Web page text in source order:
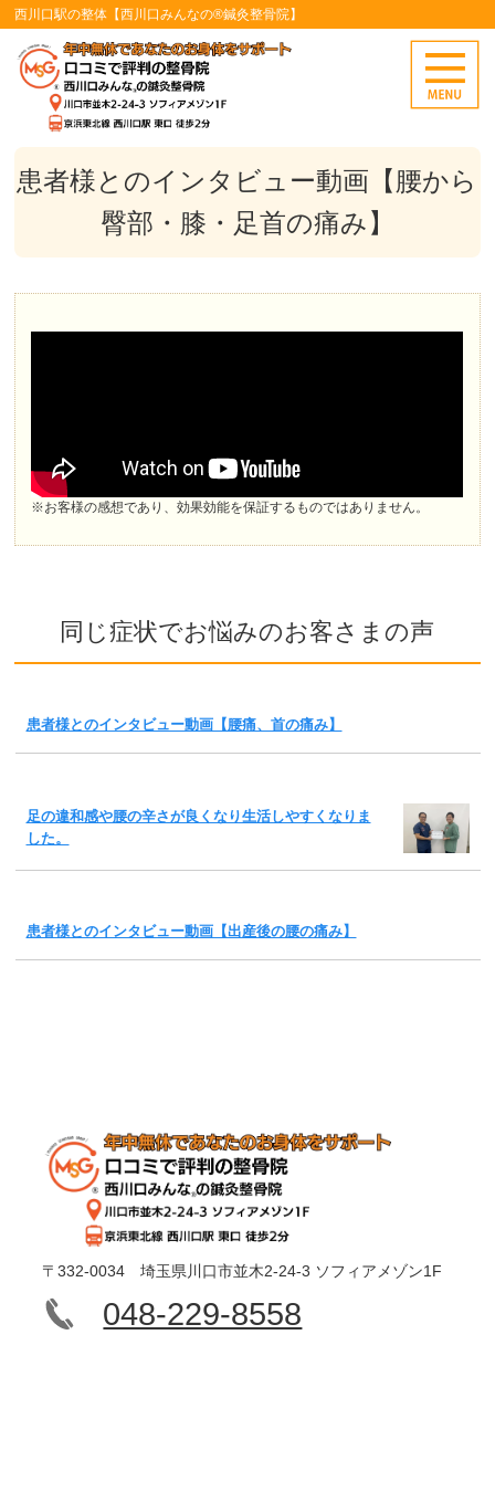
西川口駅の整体【西川口みんなの®鍼灸整骨院】
患者様とのインタビュー動画【腰から
臀部・膝・足首の痛み】
※お客様の感想であり、効果効能を保証するものではありません。
同じ症状でお悩みのお客さまの声
患者様とのインタビュー動画【腰痛、首の痛み】
足の違和感や腰の辛さが良くなり生活しやすくなりま
した。
患者様とのインタビュー動画【出産後の腰の痛み】
〒332-0034 埼玉県川口市並木2-24-3 ソフィアメゾン1F
048-229-8558